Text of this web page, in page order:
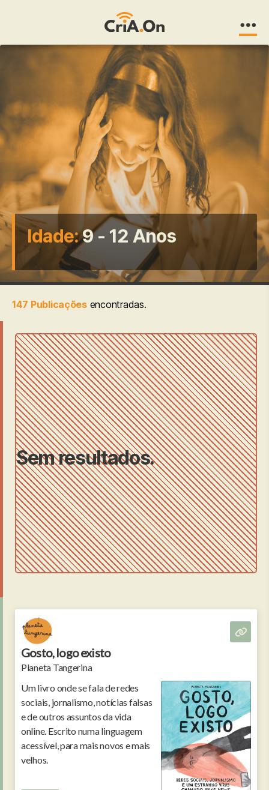
Idade:9 - 12 Anos
147 Publicaçõesencontradas.
Sem resultados.
Gosto, logo existo
Planeta Tangerina
Um livro onde se fala de redes
sociais, jornalismo, notícias falsas
e de outros assuntos da vida
online. Escrito numa linguagem
acessível, para mais novos e mais
velhos.